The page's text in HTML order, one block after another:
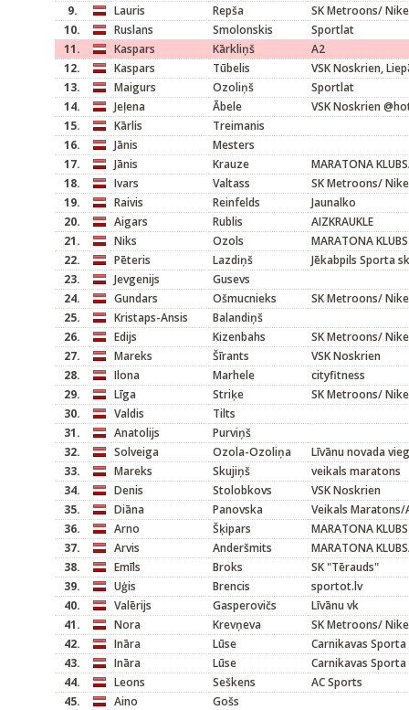
9.
Lauris Repša
SK Metroons/
10.
Ruslans Smolonskis
Sportlat
11.
Kaspars Kārkliņš
A2
12.
Kaspars Tūbelis
VSK Noskrien,
13.
Maigurs Ozoliņš
Sportlat
14.
Jeļena Ābele
VSK Noskrien
15.
Kārlis
Treimanis
16.
Jānis
Mesters
17.
Jānis Krauze
MARATONA
18.
Ivars Valtass
SK Metroons/
19.
Raivis Reinfelds
Jaunalko
20.
Aigars Rublis
AIZKRAUKLE
21.
Niks Ozols
MARATONA KLUBS
22.
Pēteris Lazdiņš
Jēkabpils Sporta
23.
Jevgenijs
Gusevs
24.
Gundars Ošmucnieks
SK Metroons/
25.
Kristaps-Ansis
Balandiņš
26.
Edijs Kizenbahs
SK Metroons/
27.
Mareks Šīrants
VSK Noskrien
28.
Ilona Marhele
cityfitness
29.
Līga Striķe
SK Metroons/
30.
Valdis
Tilts
31.
Anatolijs
Purviņš
32.
Solveiga Ozola-Ozoliņa
Līvānu novada
33.
Mareks Skujiņš
veikals maratons
34.
Denis Stolobkovs
VSK Noskrien
35.
Diāna Panovska
Veikals Maratons/
36.
Arno Šķipars
MARATONA KLUBS
37.
Arvis Anderšmits
MARATONA
38.
Emīls Broks
SK "Tērauds"
39.
Uģis Brencis
sportot.lv
40.
Valērijs Gasperovičs
Līvānu vk
41.
Nora Krevņeva
SK Metroons/
42.
Ināra Lūse
Carnikavas
43.
Ināra Lūse
Carnikavas
44.
Leons Seškens
AC Sports
45.
Aino
Gošs